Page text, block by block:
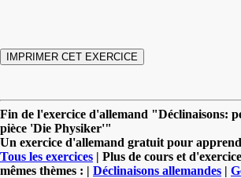
Fin de l'exercice d'allemand "Déclinaisons:
pièce 'Die Physiker'"
Un exercice d'allemand gratuit pour
Tous les exercices | Plus de cours et
mêmes thèmes : | Déclinaisons allemandes |